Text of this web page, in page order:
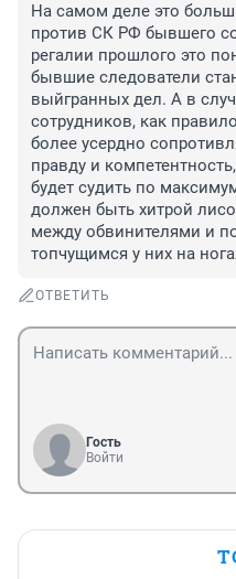
На самом деле это
против СК РФ бывшего
регалии прошлого это
бывшие следователи
выйгранных дел. А в
сотрудников, как
более усердно
правду и
будет судить по
должен быть хитрой
между обвинителями и
топчущимся у них на
ОТВЕТИТЬ
Гость
Войти